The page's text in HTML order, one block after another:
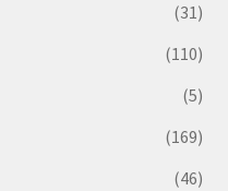
(31)
(110)
(5)
(169)
(46)